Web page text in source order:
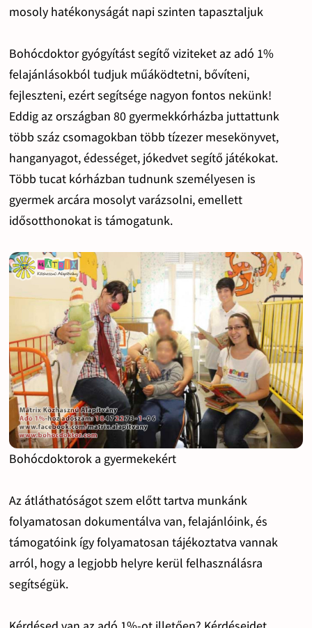
mosoly hatékonyságát napi szinten tapasztaljuk
Bohócdoktor gyógyítást segítő viziteket az adó 1%
felajánlásokból tudjuk műáködtetni, bővíteni,
fejleszteni, ezért segítsége nagyon fontos nekünk!
Eddig az országban 80 gyermekkórházba juttattunk
több száz csomagokban több tízezer mesekönyvet,
hanganyagot, édességet, jókedvet segítő játékokat.
Több tucat kórházban tudnunk személyesen is
gyermek arcára mosolyt varázsolni, emellett
idősotthonokat is támogatunk.
Bohócdoktorok a gyermekekért
Az átláthatóságot szem előtt tartva munkánk
folyamatosan dokumentálva van, felajánlóink, és
támogatóink így folyamatosan tájékoztatva vannak
arról, hogy a legjobb helyre kerül felhasználásra
segítségük.